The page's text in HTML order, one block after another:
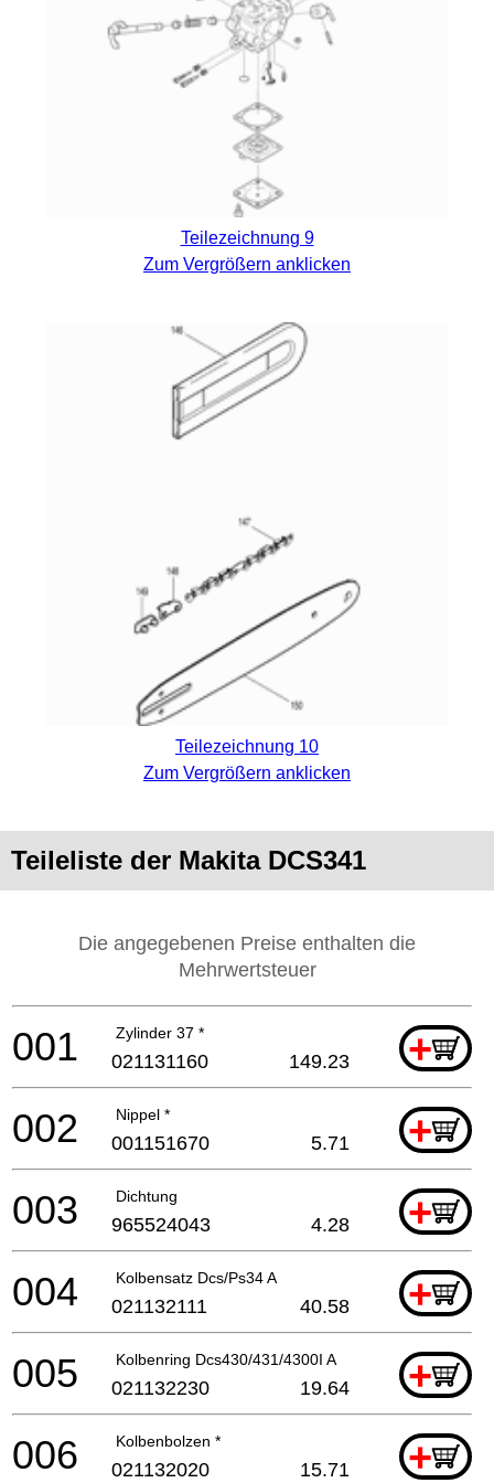
Teilezeichnung 9
Zum Vergrößern anklicken
Teilezeichnung 10
Zum Vergrößern anklicken
Teileliste der Makita DCS341
Die angegebenen Preise enthalten die
Mehrwertsteuer
Zylinder 37 * +
001 021131160 149.23
Nippel * +
002 001151670 5.71
Dichtung +
003 965524043 4.28
Kolbensatz Dcs/Ps34 A +
004 021132111 40.58
Kolbenring Dcs430/431/4300I A +
005 021132230 19.64
Kolbenbolzen * +
006 021132020 15.71